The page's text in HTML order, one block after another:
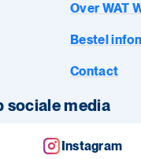
Over WAT
Bestel
Contact
sociale media
Instagram